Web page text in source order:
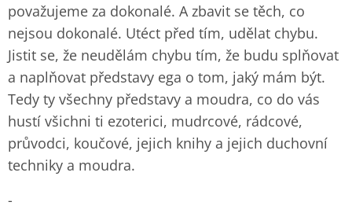
považujeme za dokonalé. A zbavit se těch, co
nejsou dokonalé. Utéct před tím, udělat chybu.
Jistit se, že neudělám chybu tím, že budu splňovat
a naplňovat představy ega o tom, jaký mám být.
Tedy ty všechny představy a moudra, co do vás
hustí všichni ti ezoterici, mudrcové, rádcové,
průvodci, koučové, jejich knihy a jejich duchovní
techniky a moudra.
-